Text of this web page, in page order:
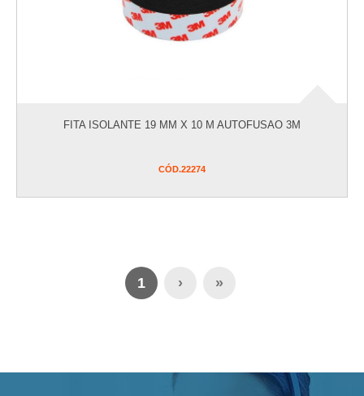
FITA ISOLANTE 19 MM X 10 M AUTOFUSAO 3M
CÓD.22274
1 › »